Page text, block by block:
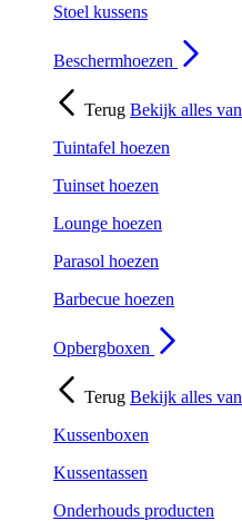
Stoel kussens
Beschermhoezen
Terug Bekijk alles van
Tuintafel hoezen
Tuinset hoezen
Lounge hoezen
Parasol hoezen
Barbecue hoezen
Opbergboxen
Terug Bekijk alles van
Kussenboxen
Kussentassen
Onderhouds producten